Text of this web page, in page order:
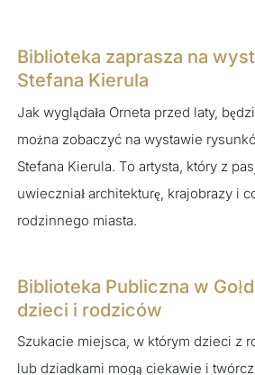
Biblioteka zaprasza na
Stefana Kierula
Jak wyglądała Orneta przed laty,
można zobaczyć na wystawie
Stefana Kierula. To artysta, który z
uwieczniał architekturę, krajobrazy i
rodzinnego miasta.
Biblioteka Publiczna w
dzieci i rodziców
Szukacie miejsca, w którym dzieci z
lub dziadkami mogą ciekawie i